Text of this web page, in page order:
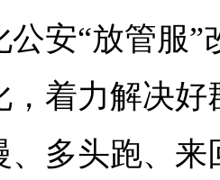
公安“放管服
，着力解决
、多头跑、